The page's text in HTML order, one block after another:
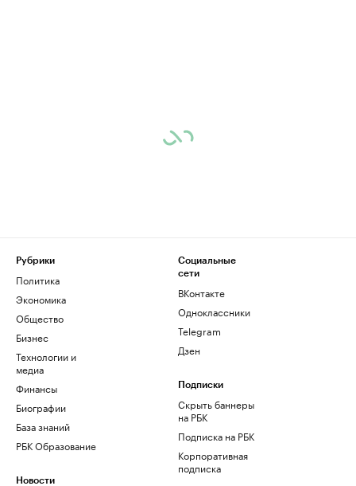
Рубрики
Политика
Экономика
Общество
Бизнес
Технологии и
медиа
Финансы
Биографии
База знаний
РБК Образование
Новости
Социальные
сети
ВКонтакте
Одноклассники
Telegram
Дзен
Подписки
Скрыть баннеры
на РБК
Подписка на РБК
Корпоративная
подписка